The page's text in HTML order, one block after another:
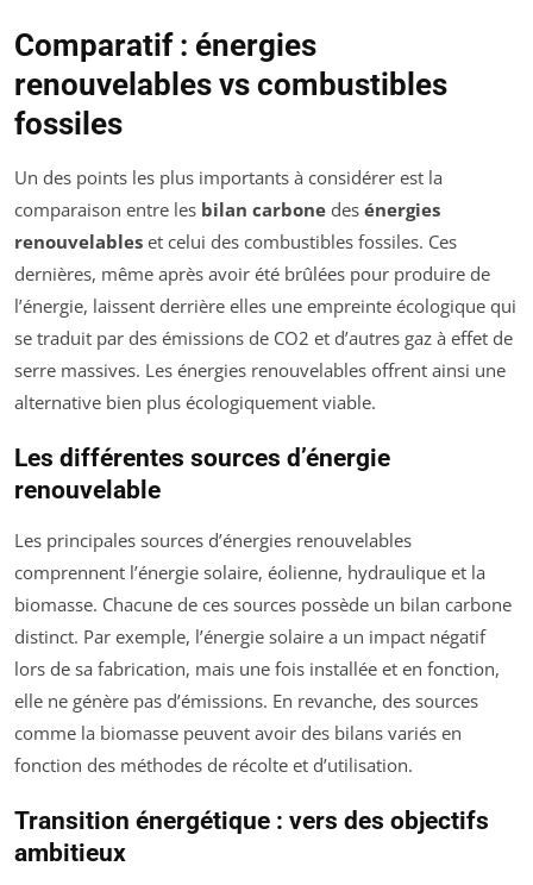
Comparatif : énergies
renouvelables vs combustibles
fossiles
Un des points les plus importants à considérer est la
comparaison entre les bilan carbone des énergies
renouvelables et celui des combustibles fossiles. Ces
dernières, même après avoir été brûlées pour produire de
l’énergie, laissent derrière elles une empreinte écologique qui
se traduit par des émissions de CO2 et d’autres gaz à effet de
serre massives. Les énergies renouvelables offrent ainsi une
alternative bien plus écologiquement viable.
Les différentes sources d’énergie
renouvelable
Les principales sources d’énergies renouvelables
comprennent l’énergie solaire, éolienne, hydraulique et la
biomasse. Chacune de ces sources possède un bilan carbone
distinct. Par exemple, l’énergie solaire a un impact négatif
lors de sa fabrication, mais une fois installée et en fonction,
elle ne génère pas d’émissions. En revanche, des sources
comme la biomasse peuvent avoir des bilans variés en
fonction des méthodes de récolte et d’utilisation.
Transition énergétique : vers des objectifs
ambitieux